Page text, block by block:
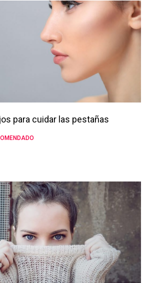
para cuidar las pestañas